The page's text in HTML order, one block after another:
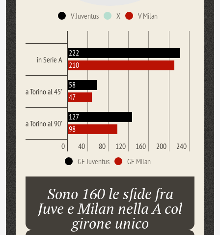
V Juventus X V Milan
in Serie A
a Torino al 45'
a Torino al 90'
0 40 80 120 160 200 240
222
210
58
47
127
98
GF Juventus GF Milan
Sono 160 le sfide fra
Juve e Milan nella A col
girone unico